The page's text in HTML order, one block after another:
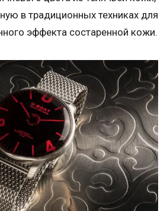
в традиционных техниках для
эффекта состаренной кожи.